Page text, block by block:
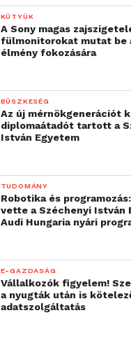
KÜTYÜK
A Sony magas
fülmonitorokat mutat be
élmény fokozására
BÜSZKESÉG
Az új mérnökgenerációt
diplomaátadót tartott a
István Egyetem
TUDOMÁNY
Robotika és
vette a Széchenyi István
Audi Hungaria nyári
E-GAZDASÁG
Vállalkozók figyelem!
a nyugták után is
adatszolgáltatás